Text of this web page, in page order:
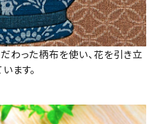
わった柄布を使い、花を引き立
ます。